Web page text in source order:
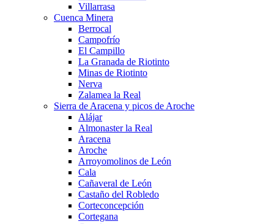
Villarrasa
Cuenca Minera
Berrocal
Campofrío
El Campillo
La Granada de Riotinto
Minas de Riotinto
Nerva
Zalamea la Real
Sierra de Aracena y picos de Aroche
Alájar
Almonaster la Real
Aracena
Aroche
Arroyomolinos de León
Cala
Cañaveral de León
Castaño del Robledo
Corteconcepción
Cortegana